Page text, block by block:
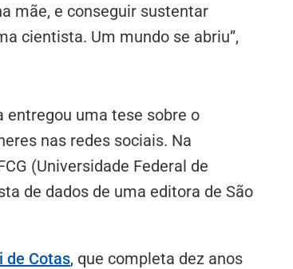
mãe, e conseguir sustentar
cientista. Um mundo se abriu”,
entregou uma tese sobre o
nas redes sociais. Na
(Universidade Federal de
de dados de uma editora de São
de Cotas, que completa dez anos